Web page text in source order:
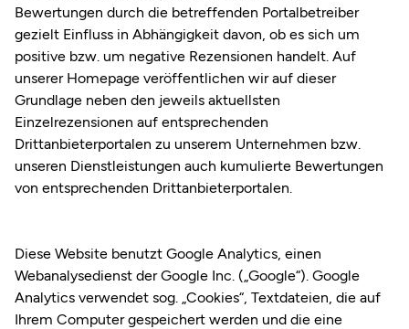
Bewertungen durch die betreffenden Portalbetreiber
gezielt Einfluss in Abhängigkeit davon, ob es sich um
positive bzw. um negative Rezensionen handelt. Auf
unserer Homepage veröffentlichen wir auf dieser
Grundlage neben den jeweils aktuellsten
Einzelrezensionen auf entsprechenden
Drittanbieterportalen zu unserem Unternehmen bzw.
unseren Dienstleistungen auch kumulierte Bewertungen
von entsprechenden Drittanbieterportalen.
Diese Website benutzt Google Analytics, einen
Webanalysedienst der Google Inc. („Google“). Google
Analytics verwendet sog. „Cookies“, Textdateien, die auf
Ihrem Computer gespeichert werden und die eine